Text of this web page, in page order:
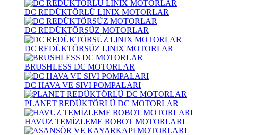
DC REDÜKTÖRLÜ LINIX MOTORLAR
DC REDÜKTÖRSÜZ MOTORLAR
DC REDÜKTÖRSÜZ LINIX MOTORLAR
BRUSHLESS DC MOTORLAR
DC HAVA VE SIVI POMPALARI
PLANET REDÜKTÖRLÜ DC MOTORLAR
HAVUZ TEMİZLEME ROBOT MOTORLARI